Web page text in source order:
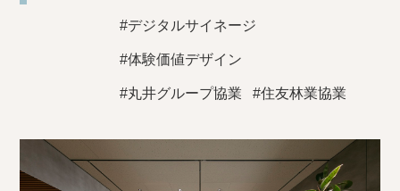
#デジタルサイネージ
#体験価値デザイン
#丸井グループ協業 #住友林業協業